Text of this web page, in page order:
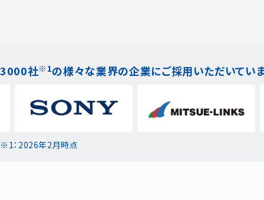
3000社※1の様々な業界の企業にご採用いただいてい
※1：2026年2月時点